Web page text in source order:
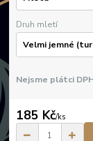
Druh mletí
Nejsme plátci
185 Kč/ks